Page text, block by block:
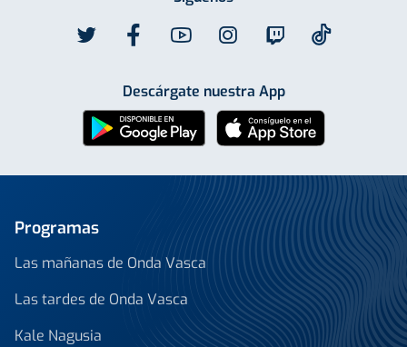
Descárgate nuestra App
Programas
Las mañanas de Onda Vasca
Las tardes de Onda Vasca
Kale Nagusia